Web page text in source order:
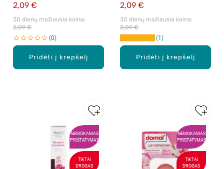
Pridėti į krepšelį
2,09 €
30 dienų mažiausia kaina:
2,09 €
0
Pridėti į krepšelį
2,09 €
30 dienų mažiausia kaina:
2,09 €
1
NEMOKAMAS
PRISTATYMAS
TIKTAI
DROGAS
NEMOKAMAS
PRISTATYMAS
TIKTAI
DROGAS